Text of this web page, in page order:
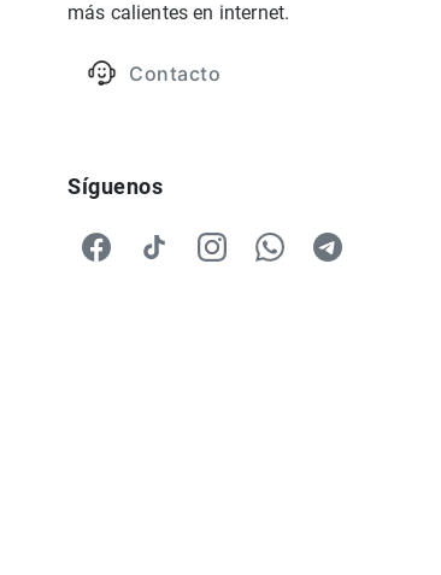
más calientes en internet.
Contacto
Síguenos